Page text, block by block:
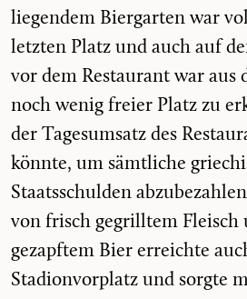
liegendem Biergarten war
letzten Platz und auch auf
vor dem Restaurant war aus
noch wenig freier Platz zu
der Tagesumsatz des
könnte, um sämtliche
Staatsschulden
von frisch gegrilltem Fleisch
gezapftem Bier erreichte
Stadionvorplatz und sorgte